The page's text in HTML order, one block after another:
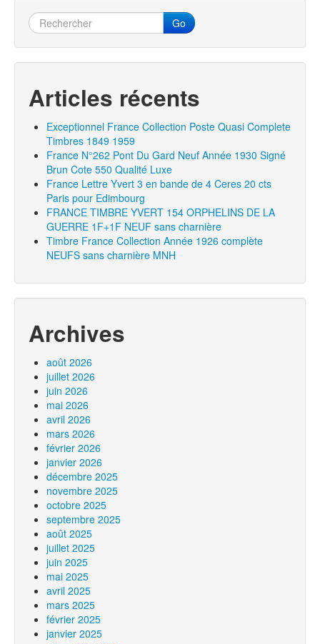
Go
Articles récents
Exceptionnel France Collection Poste Quasi Complete
Timbres 1849 1959
France N°262 Pont Du Gard Neuf Année 1930 Signé
Brun Cote 550 Qualité Luxe
France Lettre Yvert 3 en bande de 4 Ceres 20 cts
Paris pour Edimbourg
FRANCE TIMBRE YVERT 154 ORPHELINS DE LA
GUERRE 1F+1F NEUF sans charnière
Timbre France Collection Année 1926 complète
NEUFS sans charnière MNH
Archives
août 2026
juillet 2026
juin 2026
mai 2026
avril 2026
mars 2026
février 2026
janvier 2026
décembre 2025
novembre 2025
octobre 2025
septembre 2025
août 2025
juillet 2025
juin 2025
mai 2025
avril 2025
mars 2025
février 2025
janvier 2025